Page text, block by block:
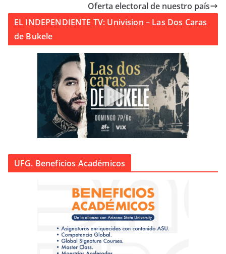
Oferta electoral de nuestro país
EL INDEPENDIENTE TV: Univision – Las Dos Caras
de Bukele
UFG. Beneficios Académicos